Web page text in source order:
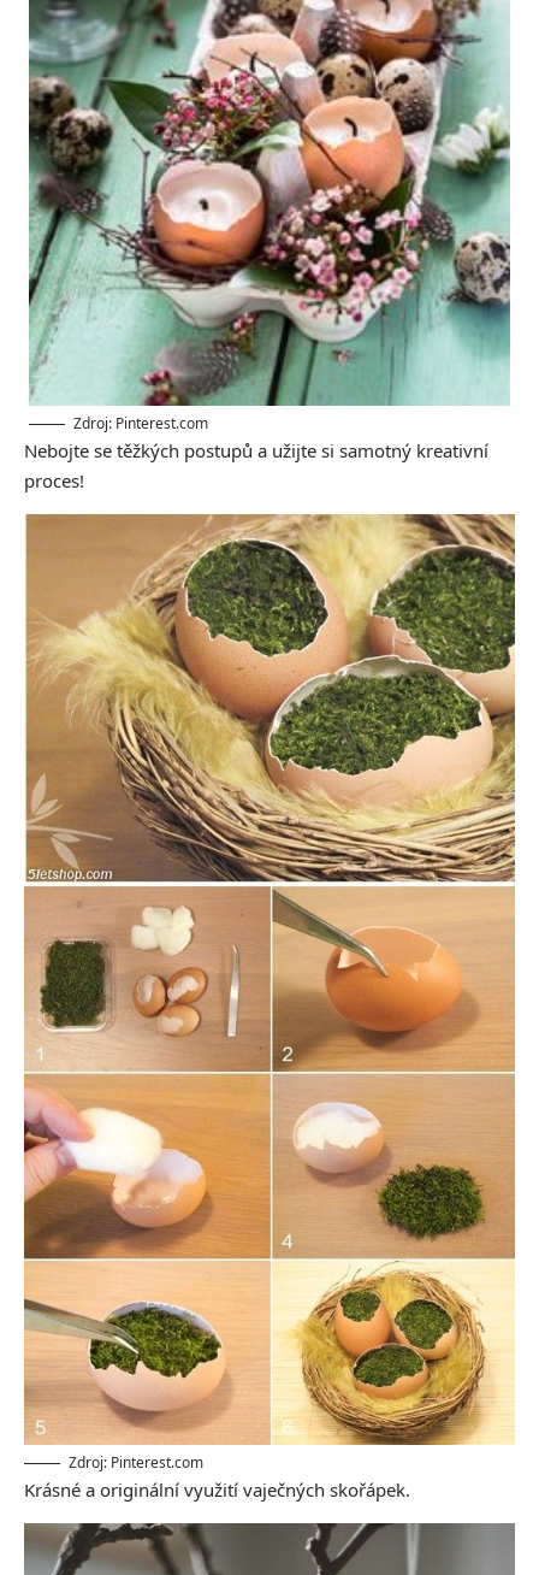
Zdroj: Pinterest.com
Nebojte se těžkých postupů a užijte si samotný kreativní
proces!
Zdroj: Pinterest.com
Krásné a originální využití vaječných skořápek.